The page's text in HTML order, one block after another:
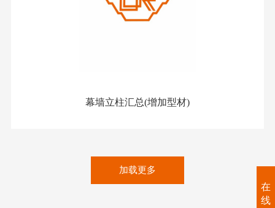
幕墙立柱汇总(增加型材)
加载更多
在
线